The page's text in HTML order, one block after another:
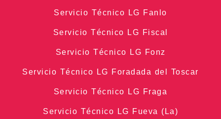
Servicio Técnico LG Fanlo
Servicio Técnico LG Fiscal
Servicio Técnico LG Fonz
Servicio Técnico LG Foradada del Toscar
Servicio Técnico LG Fraga
Servicio Técnico LG Fueva (La)